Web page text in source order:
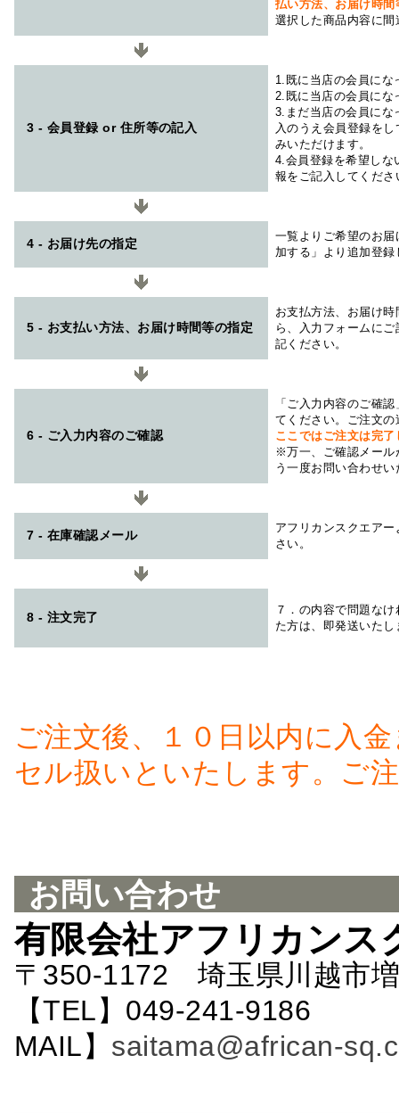
払い方法、お届け時
選択した商品内容に
3 - 会員登録 or 住所等の記入
1.既に当店の会員にな
2.既に当店の会員にな
3.まだ当店の会員にな
入のうえ会員登録を
みいただけます。
4.会員登録を希望しな
報をご記入してくださ
4 - お届け先の指定
一覧よりご希望のお
加する」より追加登
5 - お支払い方法、お届け時間等の指定
お支払方法、お届け
ら、入力フォームに
記ください。
6 - ご入力内容のご確認
「ご入力内容のご確
てください。ご注文
ここではご注文は完
※万一、ご確認メール
う一度お問い合わせ
7 - 在庫確認メール
アフリカンスクエアー
さい。
8 - 注文完了
７．の内容で問題な
た方は、即発送いたし
ご注文後、１０日以内に入
セル扱いといたします。ご
お問い合わせ
有限会社アフリカンス
〒350-1172 埼玉県川越市
【TEL】049-241-
MAIL】 saitama@african-